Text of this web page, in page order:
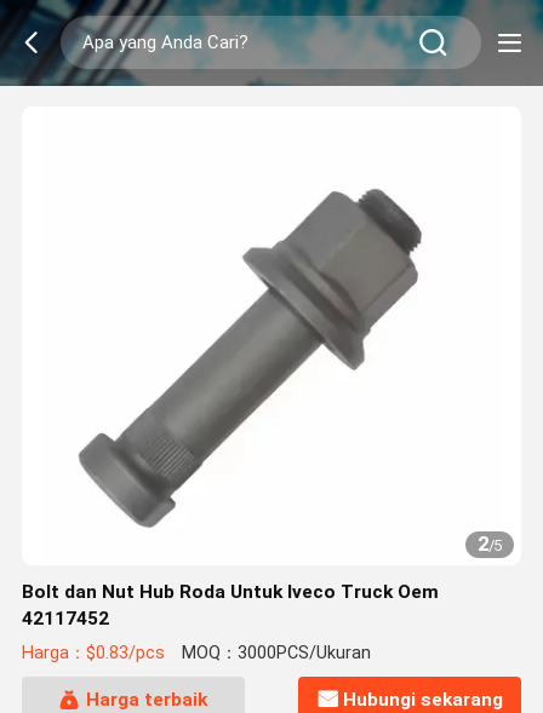
2/5
Bolt dan Nut Hub Roda Untuk Iveco Truck Oem
42117452
Harga：$0.83/pcs MOQ：3000PCS/Ukuran
Harga terbaik Hubungi sekarang